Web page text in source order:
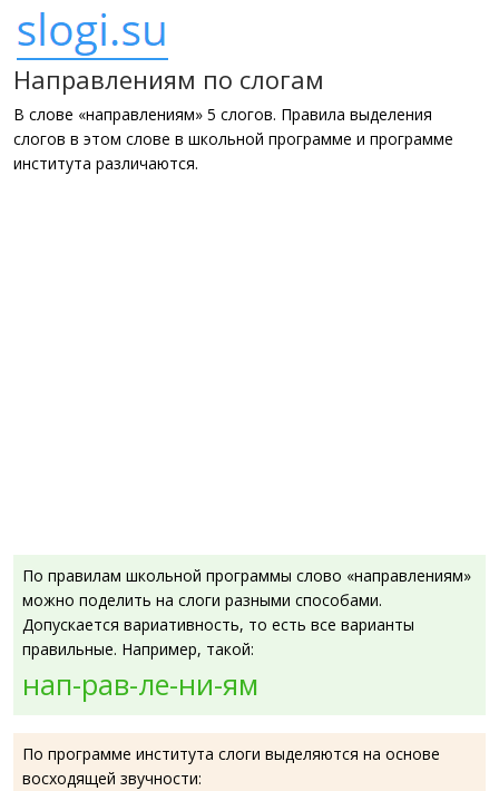
Направлениям по слогам
В слове «направлениям» 5 слогов. Правила выделения
слогов в этом слове в школьной программе и программе
института различаются.
По правилам школьной программы слово «направлениям»
можно поделить на слоги разными способами.
Допускается вариативность, то есть все варианты
правильные. Например, такой:
нап-рав-ле-ни-ям
По программе института слоги выделяются на основе
восходящей звучности: